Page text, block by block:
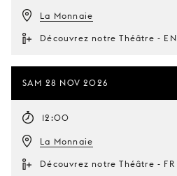
La Monnaie
Découvrez notre Théâtre - EN
SAM 28 NOV 2026
12:00
La Monnaie
Découvrez notre Théâtre - FR